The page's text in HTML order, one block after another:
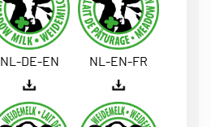
NL-DE-EN NL-EN-FR